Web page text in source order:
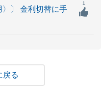
〉〕 金利切替に手
1
戻る